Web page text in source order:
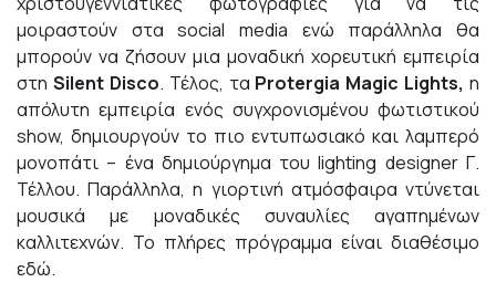
μοιραστούν στα social media ενώ παράλληλα θα
μπορούν να ζήσουν μια μοναδική χορευτική εμπειρία
στη Silent Disco. Τέλος, τα Protergia Magic Lights, η
απόλυτη εμπειρία ενός συγχρονισμένου φωτιστικού
show, δημιουργούν το πιο εντυπωσιακό και λαμπερό
μονοπάτι – ένα δημιούργημα του lighting designer Γ.
Τέλλου. Παράλληλα, η γιορτινή ατμόσφαιρα ντύνεται
μουσικά με μοναδικές συναυλίες αγαπημένων
καλλιτεχνών. Το πλήρες πρόγραμμα είναι διαθέσιμο
εδώ.